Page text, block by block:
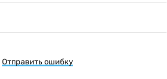
Отправить ошибку